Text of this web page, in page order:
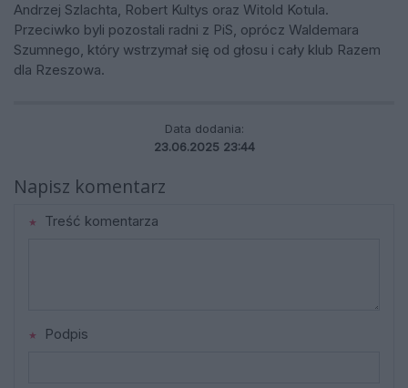
Andrzej Szlachta, Robert Kultys oraz Witold Kotula.
Przeciwko byli pozostali radni z PiS, oprócz Waldemara
Szumnego, który wstrzymał się od głosu i cały klub Razem
dla Rzeszowa.
Data dodania:
23.06.2025 23:44
Napisz komentarz
Treść komentarza
Podpis